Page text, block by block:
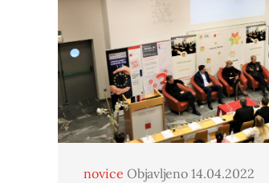
novice Objavljeno 14.04.2022